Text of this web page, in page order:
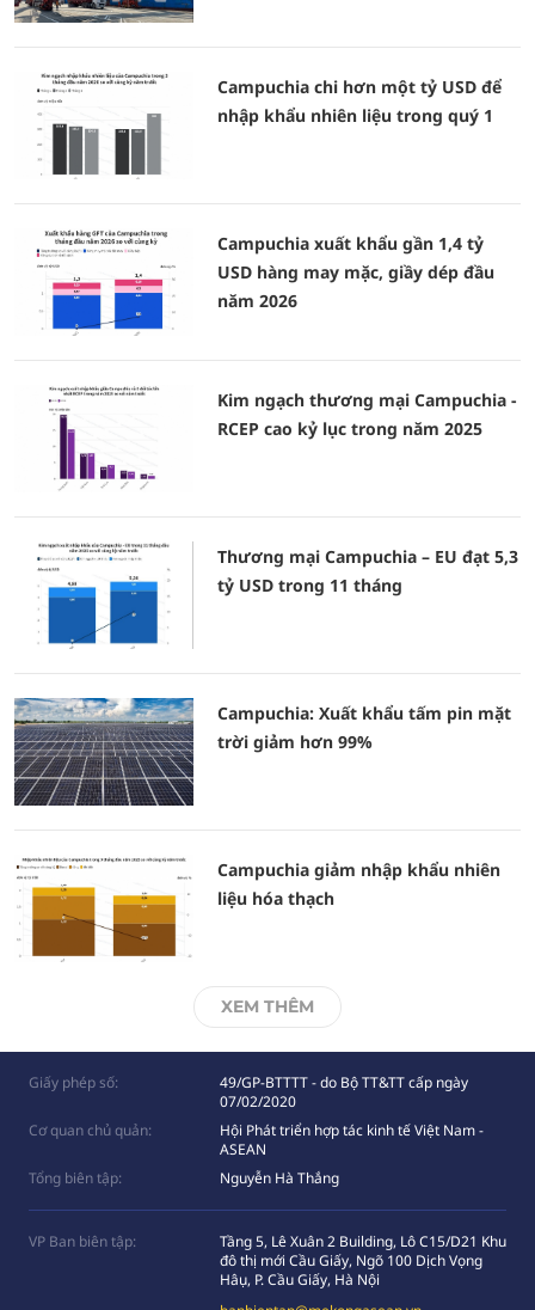
Campuchia chi hơn một tỷ USD để
nhập khẩu nhiên liệu trong quý 1
Campuchia xuất khẩu gần 1,4 tỷ
USD hàng may mặc, giầy dép đầu
năm 2026
Kim ngạch thương mại Campuchia -
RCEP cao kỷ lục trong năm 2025
Thương mại Campuchia – EU đạt 5,3
tỷ USD trong 11 tháng
Campuchia: Xuất khẩu tấm pin mặt
trời giảm hơn 99%
Campuchia giảm nhập khẩu nhiên
liệu hóa thạch
XEM THÊM
Giấy phép số:
49/GP-BTTTT - do Bộ TT&TT cấp ngày
07/02/2020
Cơ quan chủ quản:
Hội Phát triển hợp tác kinh tế Việt Nam -
ASEAN
Tổng biên tập:
Nguyễn Hà Thắng
VP Ban biên tập:
Tầng 5, Lê Xuân 2 Building, Lô C15/D21 Khu
đô thị mới Cầu Giấy, Ngõ 100 Dịch Vọng
Hâụ, P. Cầu Giấy, Hà Nội